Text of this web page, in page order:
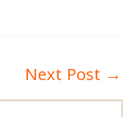
Next Post →